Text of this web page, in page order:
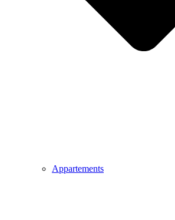
Appartements